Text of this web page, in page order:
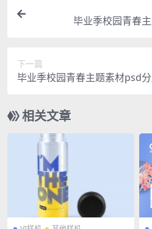
毕业季校园青春
下一篇
毕业季校园青春主题素材psd
相关文章